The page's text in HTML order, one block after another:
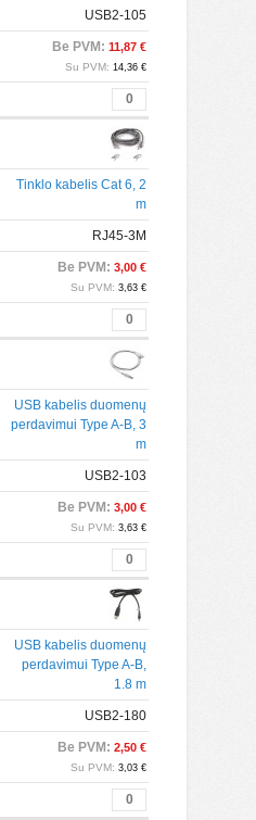
USB2-105
Be PVM: 11,87 €
Su PVM: 14,36 €
Tinklo kabelis Cat 6, 2
m
RJ45-3M
Be PVM: 3,00 €
Su PVM: 3,63 €
USB kabelis duomenų
perdavimui Type A-B, 3
m
USB2-103
Be PVM: 3,00 €
Su PVM: 3,63 €
USB kabelis duomenų
perdavimui Type A-B,
1.8 m
USB2-180
Be PVM: 2,50 €
Su PVM: 3,03 €